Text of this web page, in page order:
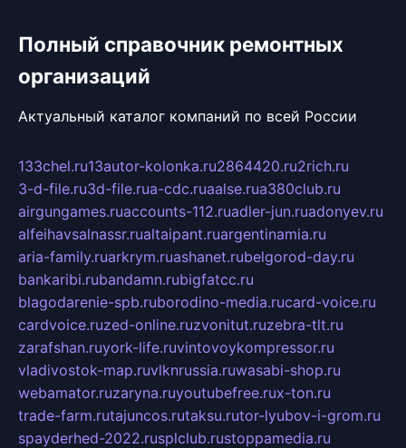
Полный справочник ремонтных
организаций
Актуальный каталог компаний по всей России
133chel.ru13autor-kolonka.ru2864420.ru2rich.ru
3-d-file.ru3d-file.rua-cdc.ruaalse.rua380club.ru
airgungames.ruaccounts-112.ruadler-jun.ruadonyev.ru
alfeihavsalnassr.rualtaipant.ruargentinamia.ru
aria-family.ruarkrym.ruashanet.rubelgorod-day.ru
bankaribi.rubandamn.rubigfatcc.ru
blagodarenie-spb.ruborodino-media.rucard-voice.ru
cardvoice.ruzed-online.ruzvonitut.ruzebra-tlt.ru
zarafshan.ruyork-life.ruvintovoykompressor.ru
vladivostok-map.ruvlknrussia.ruwasabi-shop.ru
webamator.ruzaryna.ruyoutubefree.rux-ton.ru
trade-farm.rutajuncos.rutaksu.rutor-lyubov-i-grom.ru
spayderhed-2022.rusplclub.rustoppamedia.ru